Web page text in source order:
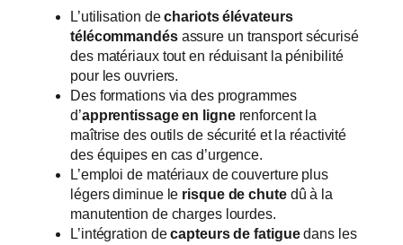
L’utilisation dechariots élévateurs
télécommandésassure un transport sécurisé
des matériaux tout en réduisant la pénibilité
pour les ouvriers.
Des formations via des programmes
d’apprentissage en lignerenforcent la
maîtrise des outils de sécurité et la réactivité
des équipes en cas d’urgence.
L’emploi de matériaux de couverture plus
légers diminue le risque de chutedû à la
manutention de charges lourdes.
L’intégration decapteurs de fatiguedans les